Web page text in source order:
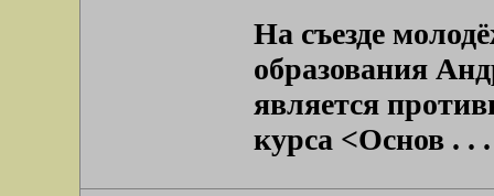
На съезде
образования
является
курса <Основ . . .